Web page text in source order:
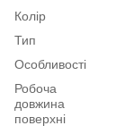
Колір
Тип
Особливості
Робоча
довжина
поверхні